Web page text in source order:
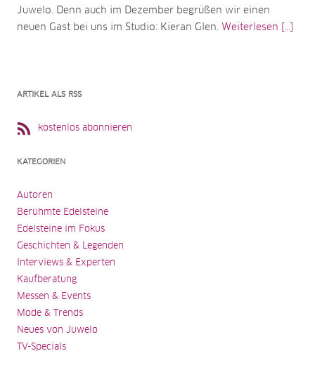
Juwelo. Denn auch im Dezember begrüßen wir einen
neuen Gast bei uns im Studio: Kieran Glen. Weiterlesen [...]
ARTIKEL ALS RSS
kostenlos abonnieren
KATEGORIEN
Autoren
Berühmte Edelsteine
Edelsteine im Fokus
Geschichten & Legenden
Interviews & Experten
Kaufberatung
Messen & Events
Mode & Trends
Neues von Juwelo
TV-Specials